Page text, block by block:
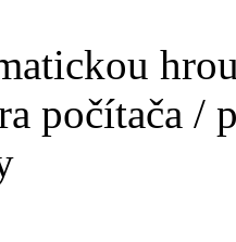
počítača /